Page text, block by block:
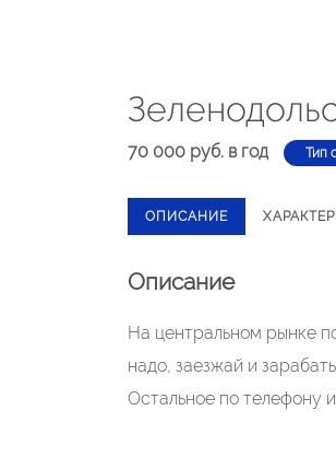
70 000 руб. в год Тип
ОПИСАНИЕ
Описание
На центральном рынке
надо, заезжай и
Остальное по телефону